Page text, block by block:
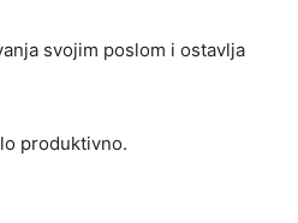
svojim poslom i ostavlja
produktivno.